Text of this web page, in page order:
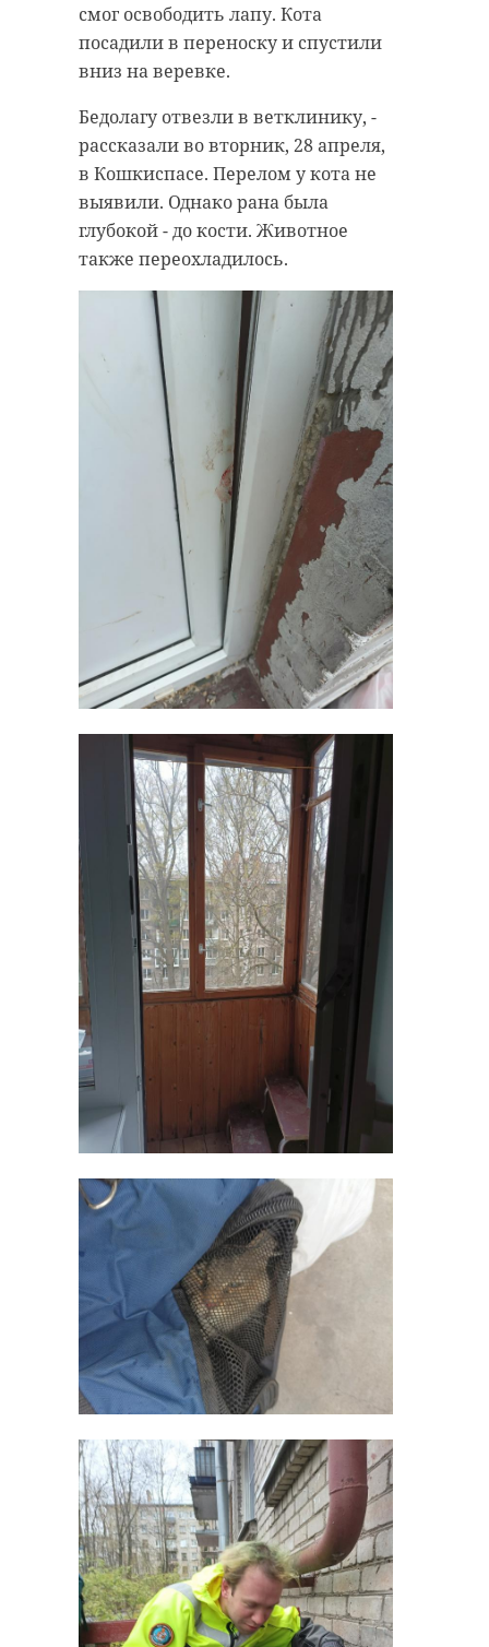
смог освободить лапу. Кота
посадили в переноску и спустили
вниз на веревке.
Бедолагу отвезли в ветклинику, -
рассказали во вторник, 28 апреля,
в Кошкиспасе. Перелом у кота не
выявили. Однако рана была
глубокой - до кости. Животное
также переохладилось.